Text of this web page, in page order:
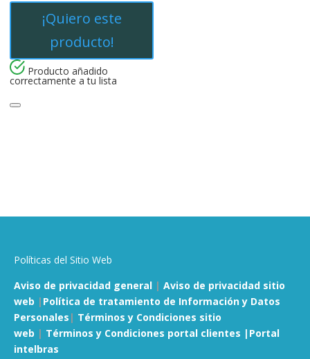
¡Quiero este
producto!
Producto añadido
correctamente a tu lista
Políticas del Sitio Web
Aviso de privacidad general | Aviso de privacidad sitio
web | Política de tratamiento de Información y Datos
Personales | Términos y Condiciones sitio
web | Términos y Condiciones portal clientes | Portal
intelbras